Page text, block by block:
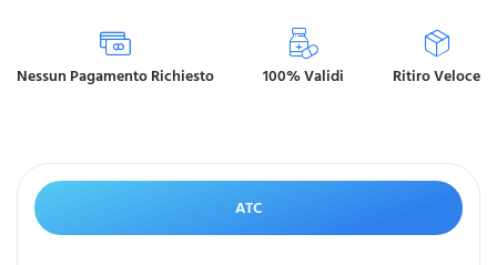
Nessun Pagamento Richiesto 100% Validi Ritiro Veloce
ATC